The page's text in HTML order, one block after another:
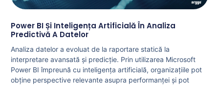
Power BI Și Inteligența Artificială În Analiza
Predictivă A Datelor
Analiza datelor a evoluat de la raportare statică la
interpretare avansată și predicție. Prin utilizarea Microsoft
Power BI împreună cu inteligența artificială, organizațiile pot
obține perspective relevante asupra performanței și pot